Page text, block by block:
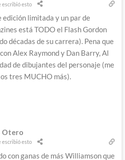
escribió esto
limitada y un par de
está TODO el Flash Gordon
décadas de su carrera). Pena que
Alex Raymond y Dan Barry, Al
de dibujantes del personaje (me
tres MUCHO más).
Otero
escribió esto
con ganas de más Williamson que